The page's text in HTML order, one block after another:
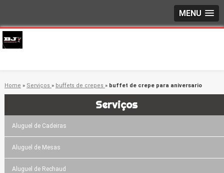
MENU
Home » Serviços » buffets de crepes » buffet de crepe para aniversario
Serviços
Aluguel de Cadeiras
Aluguel de Mesas
Aluguel de Rechaud